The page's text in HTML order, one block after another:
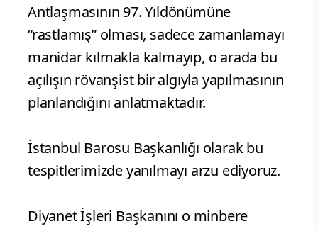
Antlaşmasının 97. Yıldönümüne
“rastlamış” olması, sadece zamanlamayı
manidar kılmakla kalmayıp, o arada bu
açılışın rövanşist bir algıyla yapılmasının
planlandığını anlatmaktadır.
İstanbul Barosu Başkanlığı olarak bu
tespitlerimizde yanılmayı arzu ediyoruz.
Diyanet İşleri Başkanını o minbere